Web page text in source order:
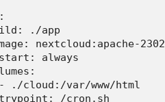
./app
nextcloud:apache-2302
always
./cloud:/var/www/html
/cron.sh